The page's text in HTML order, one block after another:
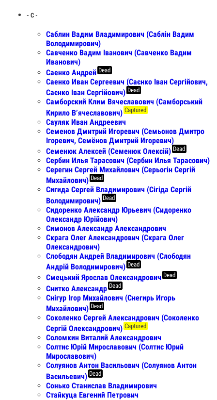
- С -
Саблин Вадим Владимирович (Саблін Вадим
Володимирович)
Савченко Вадим Іванович (Савченко Вадим
Иванович)
Саенко Андрей Dead
Саенко Иван Сергеевич (Саєнко Іван Сергійович,
Саєнко Іван Сергійович) Dead
Самборский Клим Вячеславович (Самборський
Кирило Вʼячеславович) Captured
Сауляк Иван Андреевич
Семенов Дмитрий Игоревич (Семьонов Дмитро
Ігоревич, Семёнов Дмитрий Игоревич)
Семенюк Алексей (Семенюк Олексій) Dead
Сербин Илья Тарасович (Сербин Илья Тарасович)
Серегин Сергей Михайлович (Серьогін Сергій
Михайлович) Dead
Сигида Сергей Владимирович (Сігіда Сергій
Володимирович) Dead
Сидоренко Александр Юрьевич (Сидоренко
Олександр Юрійович)
Симонов Александр Александрович
Скрага Олег Александрович (Скрага Олег
Олександрович)
Слободян Андрей Владимирович (Слободян
Андрій Володимирович) Dead
Смецький Ярослав Олександрович Dead
Снитко Александр Dead
Снігур Ігор Михайлович (Снегирь Игорь
Михайлович) Dead
Соколенко Сергей Александрович (Соколенко
Сергій Олександрович) Captured
Соломкин Виталий Александрович
Солтис Юрій Мирославович (Солтис Юрий
Мирославович)
Солуянов Антон Васильович (Солуянов Антон
Васильевич) Dead
Сонько Станислав Владимирович
Стайкуца Евгений Петрович